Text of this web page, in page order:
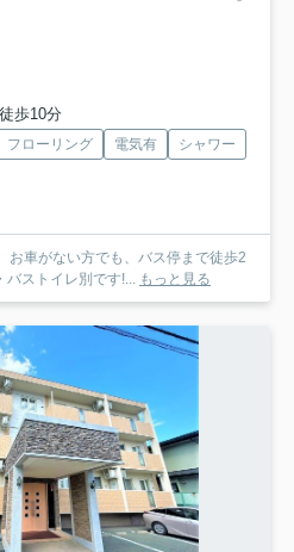
歩10分
フローリング 電気有
シャワー
コン・バストイレ別です!... もっと見る